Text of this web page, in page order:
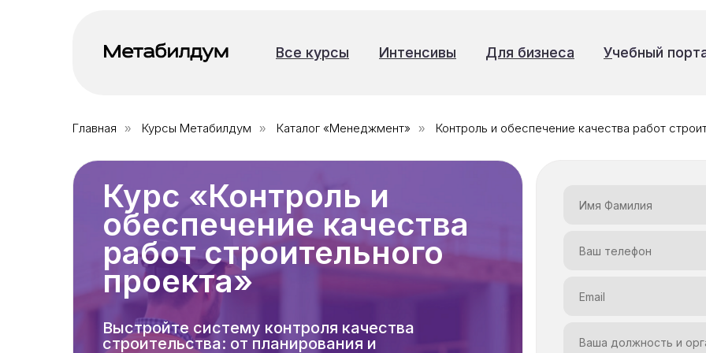
+7 (985) 090-22-25
Все курсы
Все курсы Интенсивы
Интенсивы Учебный
Учебный
Для бизнеса
Для бизнеса
Главная » Курсы Метабилдум » Каталог «Менеджмент» » Контроль и обеспечение качества работ
Курс «Контроль и
обеспечение качества
работ строительного
проекта»
Выстройте систему контроля качества
строительства: от планирования и